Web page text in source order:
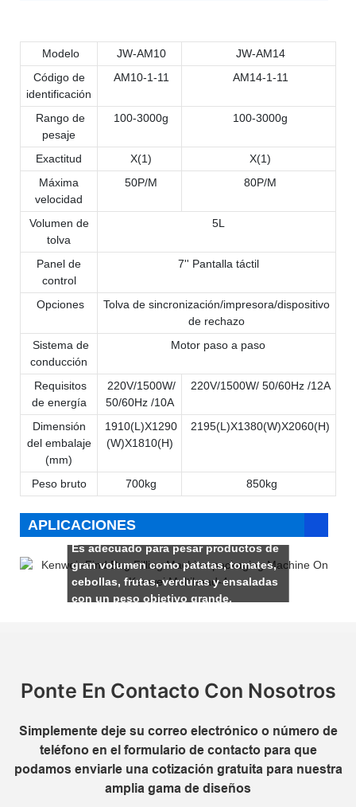
Modelo JW-AM10
JW-AM14
Código de
identificación
AM10-1-11 AM14-1-11
Rango de
pesaje
100-3000g 100-3000g
Exactitud X(1)
X(1)
Máxima
velocidad
50P/M 80P/M
Volumen de
tolva
5L
Panel de
control
7'' Pantalla táctil
Opciones
Tolva de sincronización/impresora/dispositivo
de rechazo
Sistema de
conducción
Motor paso a paso
Requisitos
de energía
220V/1500W/
50/60Hz /10A
220V/1500W/ 50/60Hz /12A
Dimensión
del embalaje
(mm)
1910(L)X1290
(W)X1810(H)
2195(L)X1380(W)X2060(H)
Peso bruto 700kg 850kg
APLICACIONES
Es adecuado para pesar productos de
gran volumen como patatas, tomates,
cebollas, frutas, verduras y ensaladas
con un peso objetivo grande.
Ponte En Contacto Con Nosotros
Simplemente deje su correo electrónico o número de
teléfono en el formulario de contacto para que
podamos enviarle una cotización gratuita para nuestra
amplia gama de diseños